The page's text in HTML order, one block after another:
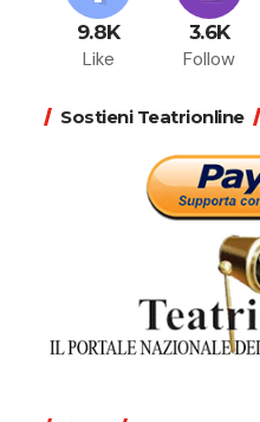
9.8K
Like
3.6K
Follow
Sostieni Teatrionline